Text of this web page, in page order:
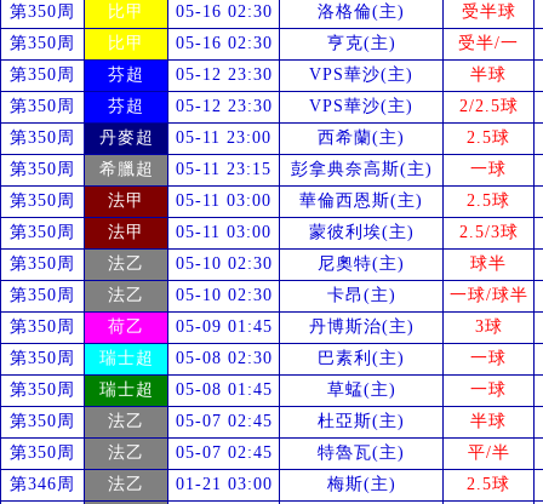
第350周
比甲 05-16 02:30 洛格倫(主) 受半球
第350周
比甲 05-16 02:30 亨克(主) 受半/一
第350周
芬超 05-12 23:30 VPS華沙(主)
半球
第350周
芬超 05-12 23:30 VPS華沙(主)
2/2.5球
第350周
丹麥超 05-11 23:00 西希蘭(主)
2.5球
第350周
希臘超 05-11 23:15 彭拿典奈高斯(主)
一球
第350周
法甲 05-11 03:00 華倫西恩斯(主)
2.5球
第350周
法甲 05-11 03:00 蒙彼利埃(主)
2.5/3球
第350周
法乙 05-10 02:30 尼奧特(主)
球半
第350周
法乙 05-10 02:30 卡昂(主)
一球/球半
第350周
荷乙 05-09 01:45 丹博斯治(主)
3球
第350周
瑞士超 05-08 02:30 巴素利(主)
一球
第350周
瑞士超 05-08 01:45 草蜢(主)
一球
第350周
法乙 05-07 02:45 杜亞斯(主)
半球
第350周
法乙 05-07 02:45 特魯瓦(主)
平/半
第346周
法乙 01-21 03:00 梅斯(主)
2.5球